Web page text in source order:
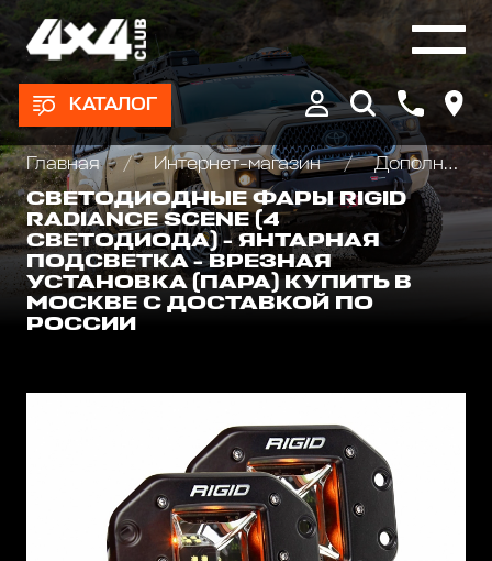
КАТАЛОГ
Главная Интернет-магазин
Дополнительные фары : Светодиодные, Галогеновые , Ксеноновые
СВЕТОДИОДНЫЕ ФАРЫ RIGID
RADIANCE SCENE (4
СВЕТОДИОДА) - ЯНТАРНАЯ
ПОДСВЕТКА - ВРЕЗНАЯ
УСТАНОВКА (ПАРА) КУПИТЬ В
МОСКВЕ С ДОСТАВКОЙ ПО
РОССИИ